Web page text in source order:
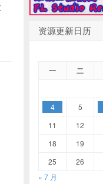
资源更新日历
一 二
4
5
11
12
18
19
25
26
« 7 月